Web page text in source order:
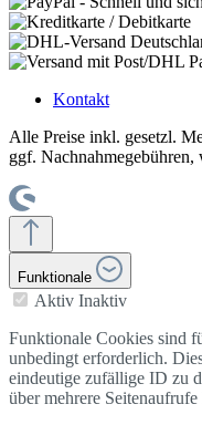
Kontakt
Alle Preise inkl. gesetzl.
ggf. Nachnahmegebühren,
Funktionale
Aktiv Inaktiv
Funktionale Cookies sind
unbedingt erforderlich.
eindeutige zufällige ID zu
über mehrere